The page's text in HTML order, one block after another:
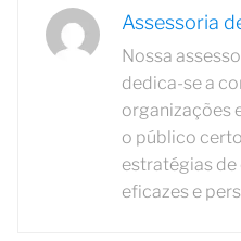
Assessoria
Nossa
dedica-se a
organizações
o público
estratégias
eficazes e